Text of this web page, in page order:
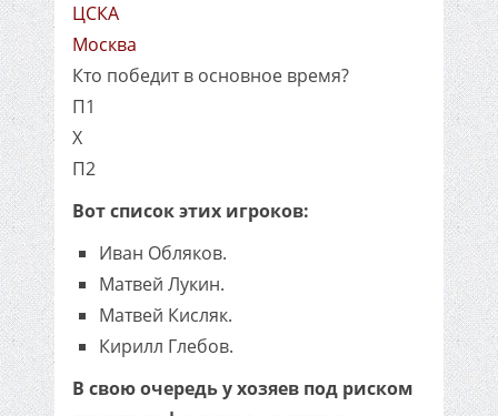
ЦСКА
Москва
Кто победит в основное время?
П1
X
П2
Вот список этих игроков:
Иван Обляков.
Матвей Лукин.
Матвей Кисляк.
Кирилл Глебов.
В свою очередь у хозяев под риском